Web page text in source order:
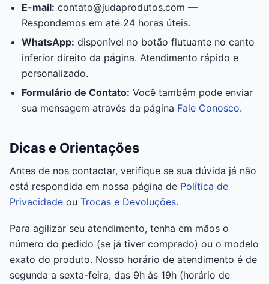
E-mail: contato@judaprodutos.com —
Respondemos em até 24 horas úteis.
WhatsApp: disponível no botão flutuante no canto
inferior direito da página. Atendimento rápido e
personalizado.
Formulário de Contato: Você também pode enviar
sua mensagem através da página Fale Conosco.
Dicas e Orientações
Antes de nos contactar, verifique se sua dúvida já não
está respondida em nossa página de Política de
Privacidade ou Trocas e Devoluções.
Para agilizar seu atendimento, tenha em mãos o
número do pedido (se já tiver comprado) ou o modelo
exato do produto. Nosso horário de atendimento é de
segunda a sexta-feira, das 9h às 19h (horário de